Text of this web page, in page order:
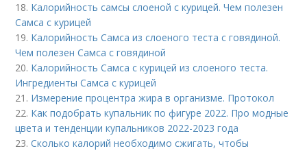
18. Калорийность самсы слоеной с курицей. Чем полезен
Самса с курицей
19. Калорийность Самса из слоеного теста с говядиной.
Чем полезен Самса с говядиной
20. Калорийность Самса с курицей из слоеного теста.
Ингредиенты Самса с курицей
21. Измерение процентра жира в организме. Протокол
22. Как подобрать купальник по фигуре 2022. Про модные
цвета и тенденции купальников 2022-2023 года
23.Сколько калорий необходимо сжигать, чтобы